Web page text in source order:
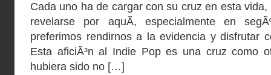
Cada uno ha de cargar con su cruz en esta
revelarse por aquÃ­, especialmente en
preferimos rendirnos a la evidencia y disfrutar
Esta aficiÃ³n al Indie Pop es una cruz como
hubiera sido no […]